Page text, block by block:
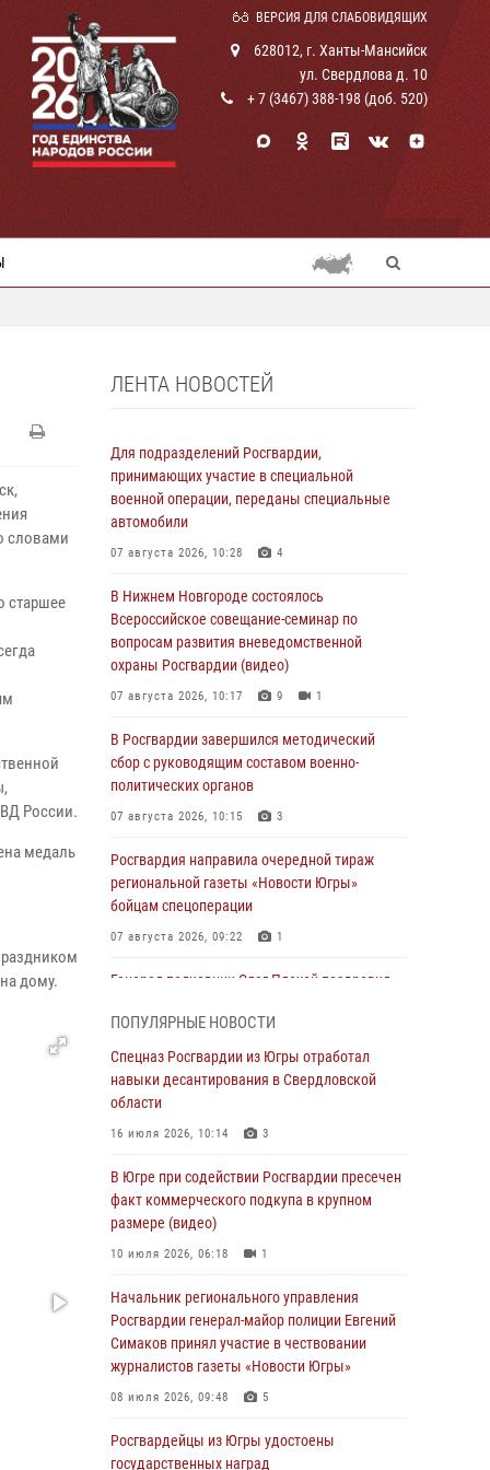
ВЕРСИЯ ДЛЯ СЛАБОВИДЯЩИХ
628012, г. Ханты-Мансийск
ул. Свердлова д. 10
+ 7 (3467) 388-198 (доб. 520)
словами
старшее
России.
медаль
дому.
ЛЕНТА НОВОСТЕЙ
Для подразделений Росгвардии,
принимающих участие в специальной
военной операции, переданы специальные
автомобили
07 августа 2026, 10:28 4
В Нижнем Новгороде состоялось
Всероссийское совещание-семинар по
вопросам развития вневедомственной
охраны Росгвардии (видео)
07 августа 2026, 10:17 9 1
В Росгвардии завершился методический
сбор с руководящим составом военно-
политических органов
07 августа 2026, 10:15 3
Росгвардия направила очередной тираж
региональной газеты «Новости Югры»
бойцам спецоперации
07 августа 2026, 09:22 1
Генерал-полковник Олег Плохой поздравил
подразделений Росгвардии с
профессиональным праздником
07 августа 2026, 06:02
Делегация МВД Республики Беларусь
работы Росгвардии в Москве (видео)
06 августа 2026, 11:29 5 1
06 августа 2026, 11:28
Офицеры Росгвардии и ветераны войск
правопорядка почтили память генерала
армии Ивана Кирилловича Яковлева
В Югре при силовой поддержке ОМОН
ПОПУЛЯРНЫЕ НОВОСТИ
Спецназ Росгвардии из Югры отработал
навыки десантирования в Свердловской
области
16 июля 2026, 10:14 3
В Югре при содействии Росгвардии пресечен
факт коммерческого подкупа в крупном
размере (видео)
10 июля 2026, 06:18 1
Начальник регионального управления
Росгвардии генерал-майор полиции Евгений
Симаков принял участие в чествовании
журналистов газеты «Новости Югры»
08 июля 2026, 09:48 5
Росгвардейцы из Югры удостоены
государственных наград